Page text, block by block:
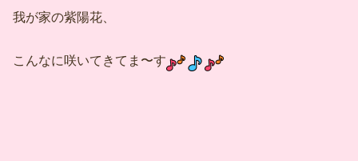
我が家の紫陽花、
こんなに咲いてきてま〜す